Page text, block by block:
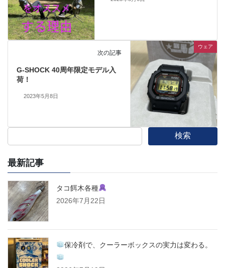
ウェア
次の記事
G-SHOCK 40周年限定モデル入
荷！
2023年5月8日
検索
最新記事
タコ餌木各種
2026年7月22日
保冷剤で、クーラーボックスの実力は変わる。